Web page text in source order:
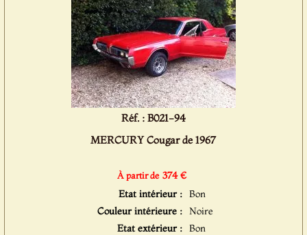
Réf. : B021-94
MERCURY Cougar de 1967
À partir de 374 €
Etat intérieur : Bon
Couleur intérieure : Noire
Etat extérieur : Bon